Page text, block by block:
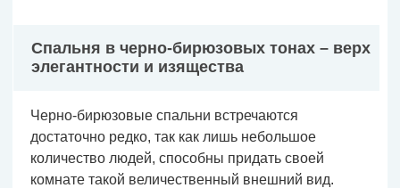
Спальня в черно-бирюзовых тонах – верх
элегантности и изящества
Черно-бирюзовые спальни встречаются
достаточно редко, так как лишь небольшое
количество людей, способны придать своей
комнате такой величественный внешний вид.